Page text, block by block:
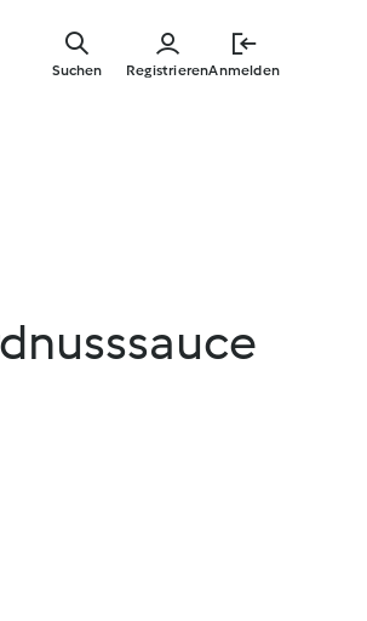
springen
RegistrierenAnmelden
Suchen